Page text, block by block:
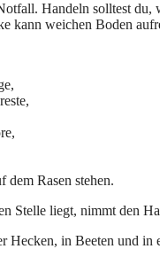
Handeln solltest du,
kann weichen Boden
dem Rasen stehen.
Stelle liegt, nimmt den
Hecken, in Beeten und